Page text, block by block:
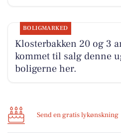
BOLIGMARKED
Klosterbakken 20 og 3
kommet til salg denne
boligerne her.
Send en gratis lykønskning